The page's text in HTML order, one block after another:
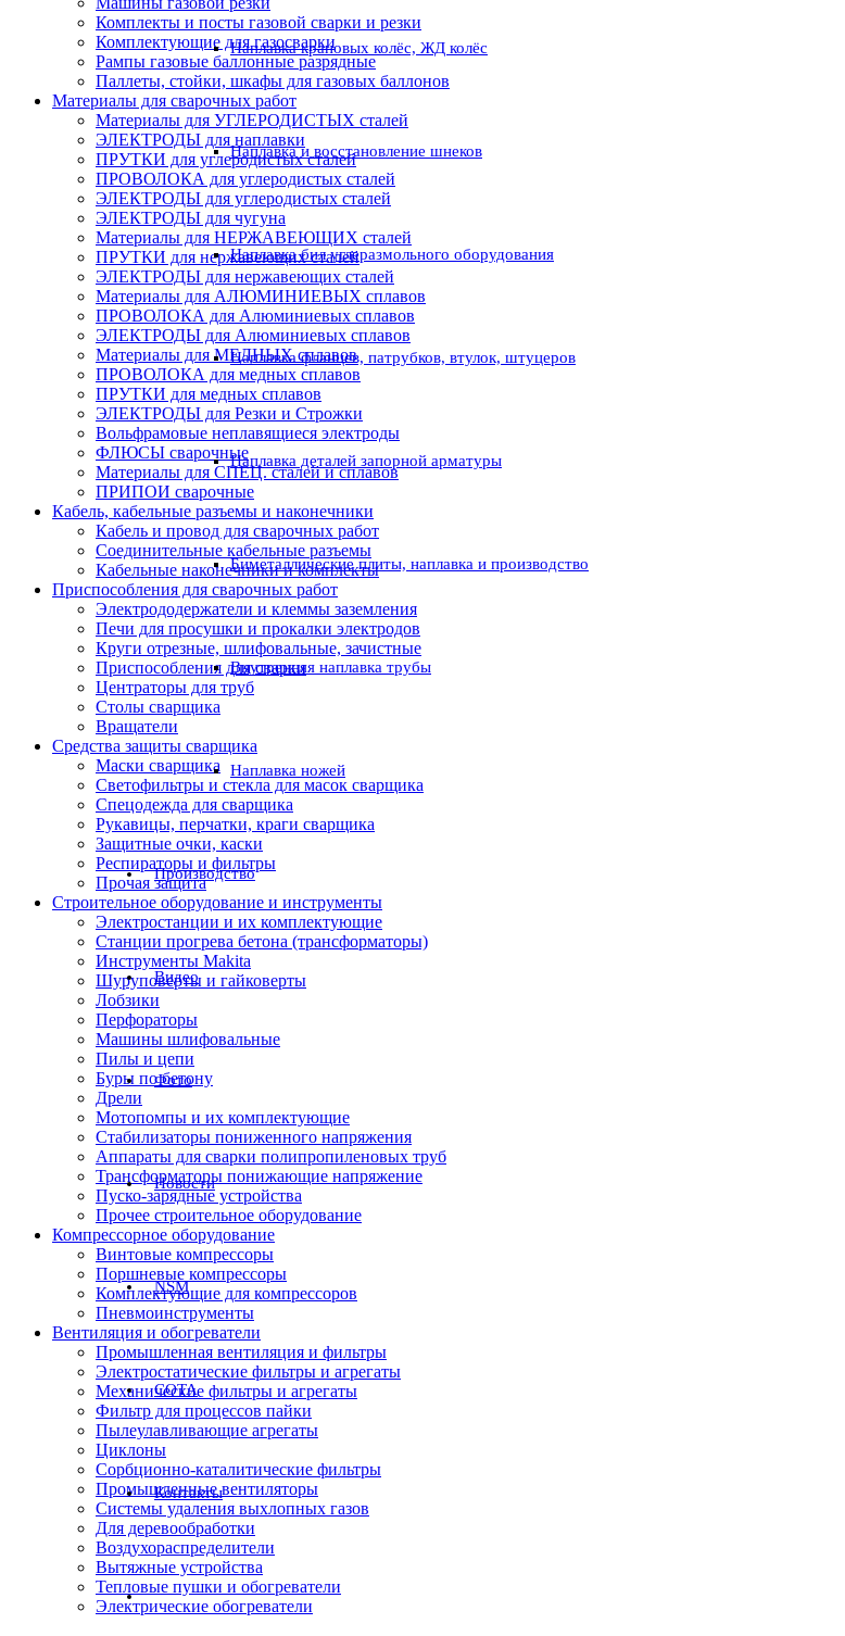
Наплавка крановых колёс, ЖД колёс
Наплавка и восстановление шнеков
Наплавка бил углеразмольного оборудования
Наплавка фланцев, патрубков, втулок, штуцеров
Наплавка деталей запорной арматуры
Биметаллические плиты, наплавка и производство
Внутренняя наплавка трубы
Наплавка ножей
Производство
Видео
Фото
Новости
NSM
СОТА
Контакты
Комплекты и посты газовой сварки и резки
Комплектующие для газосварки
Рампы газовые баллонные разрядные
Паллеты, стойки, шкафы для газовых баллонов
Материалы для сварочных работ
Материалы для УГЛЕРОДИСТЫХ сталей
ЭЛЕКТРОДЫ для наплавки
ПРУТКИ для углеродистых сталей
ПРОВОЛОКА для углеродистых сталей
ЭЛЕКТРОДЫ для углеродистых сталей
ЭЛЕКТРОДЫ для чугуна
Материалы для НЕРЖАВЕЮЩИХ сталей
ПРУТКИ для нержавеющих сталей
ЭЛЕКТРОДЫ для нержавеющих сталей
Материалы для АЛЮМИНИЕВЫХ сплавов
ПРОВОЛОКА для Алюминиевых сплавов
ЭЛЕКТРОДЫ для Алюминиевых сплавов
Материалы для МЕДНЫХ сплавов
ПРОВОЛОКА для медных сплавов
ПРУТКИ для медных сплавов
ЭЛЕКТРОДЫ для Резки и Строжки
Вольфрамовые неплавящиеся электроды
ФЛЮСЫ сварочные
Материалы для СПЕЦ. сталей и сплавов
ПРИПОИ сварочные
Кабель, кабельные разъемы и наконечники
Кабель и провод для сварочных работ
Соединительные кабельные разъемы
Кабельные наконечники и комплекты
Приспособления для сварочных работ
Электрододержатели и клеммы заземления
Печи для просушки и прокалки электродов
Круги отрезные, шлифовальные, зачистные
Приспособления для сварки
Центраторы для труб
Столы сварщика
Вращатели
Средства защиты сварщика
Маски сварщика
Светофильтры и стекла для масок сварщика
Спецодежда для сварщика
Рукавицы, перчатки, краги сварщика
Защитные очки, каски
Респираторы и фильтры
Прочая защита
Строительное оборудование и инструменты
Электростанции и их комплектующие
Станции прогрева бетона (трансформаторы)
Инструменты Makita
Шуруповерты и гайковерты
Лобзики
Перфораторы
Машины шлифовальные
Пилы и цепи
Буры по бетону
Дрели
Мотопомпы и их комплектующие
Стабилизаторы пониженного напряжения
Аппараты для сварки полипропиленовых труб
Трансформаторы понижающие напряжение
Пуско-зарядные устройства
Прочее строительное оборудование
Компрессорное оборудование
Винтовые компрессоры
Поршневые компрессоры
Комплектующие для компрессоров
Пневмоинструменты
Вентиляция и обогреватели
Промышленная вентиляция и фильтры
Электростатические фильтры и агрегаты
Механические фильтры и агрегаты
Фильтр для процессов пайки
Пылеулавливающие агрегаты
Циклоны
Сорбционно-каталитические фильтры
Промышленные вентиляторы
Системы удаления выхлопных газов
Для деревообработки
Воздухораспределители
Вытяжные устройства
Тепловые пушки и обогреватели
Электрические обогреватели